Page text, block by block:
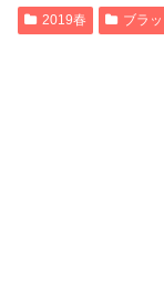
2019春 ブラ